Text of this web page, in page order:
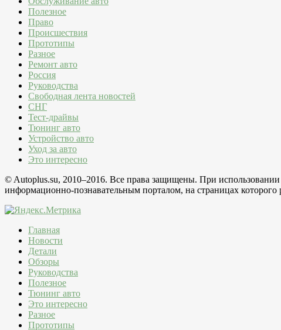
Полезное
Право
Происшествия
Прототипы
Разное
Ремонт авто
Россия
Руководства
Свободная лента новостей
СНГ
Тест-драйвы
Тюнинг авто
Устройство авто
Уход за авто
Это интересно
© Autoplus.su, 2010–2016. Все права защищены. При использовании
информационно-познавательным порталом, на страницах
Главная
Новости
Детали
Обзоры
Руководства
Полезное
Тюнинг авто
Это интересно
Разное
Прототипы